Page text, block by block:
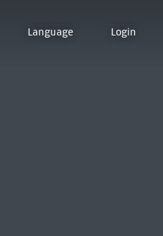
Language Login